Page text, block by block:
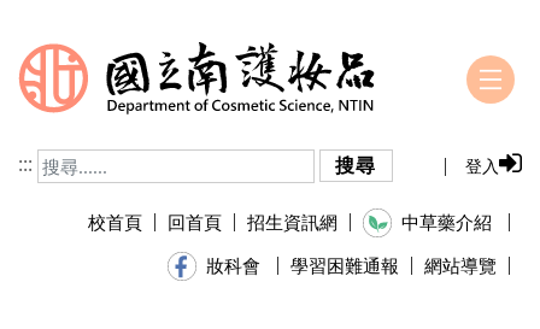
跳到主要內容
::: 搜尋 登入
校首頁 回首頁 招生資訊網
中草藥介紹
妝科會
學習困難通報 網站導覽